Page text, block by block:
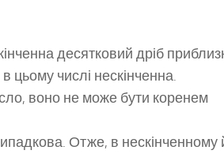
десятковий дріб
цьому числі нескінченна.
воно не може бути коренем
Отже, в нескінченному